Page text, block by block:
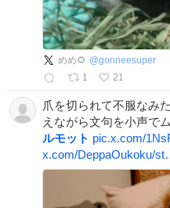
めめ🌻 @gonneesuper
1
21
爪を切られて不服なみ
えながら文句を小声で
ルモット pic.x.com/
x.com/DeppaOukoku/